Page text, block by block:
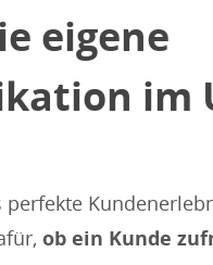
eigene
im
ob ein Kunde